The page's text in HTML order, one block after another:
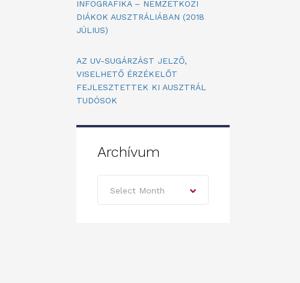
INFOGRAFIKA – NEMZETKÖZI
DIÁKOK AUSZTRÁLIÁBAN (2018
JÚLIUS)
AZ UV-SUGÁRZÁST JELZŐ,
VISELHETŐ ÉRZÉKELŐT
FEJLESZTETTEK KI AUSZTRÁL
TUDÓSOK
Archívum
Archívum
Select Month